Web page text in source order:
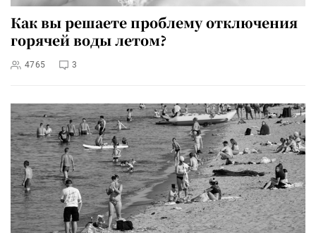
Как вы решаете проблему отключения
горячей воды летом?
4765 3